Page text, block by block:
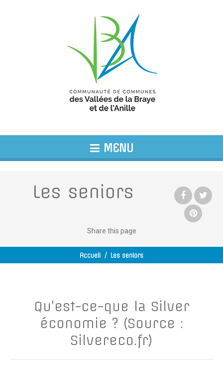
MENU
Les seniors
Share this page
Accueil / Les seniors
Qu’est-ce-que la Silver
économie ? (Source :
Silvereco.fr)